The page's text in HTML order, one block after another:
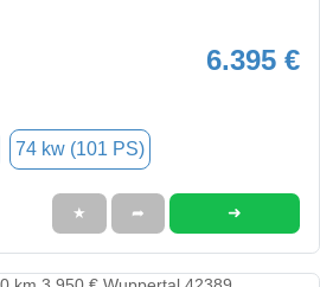
6.395 €
74 kw (101 PS)
★ ➦ ➜